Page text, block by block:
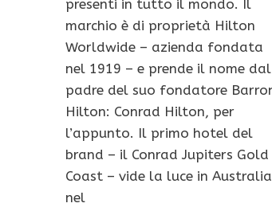
presenti in tutto il mondo. Il
marchio è di proprietà Hilton
Worldwide – azienda fondata
nel 1919 – e prende il nome dal
padre del suo fondatore
Hilton: Conrad Hilton, per
l’appunto. Il primo hotel del
brand – il Conrad Jupiters Gold
Coast – vide la luce in Australia
nel